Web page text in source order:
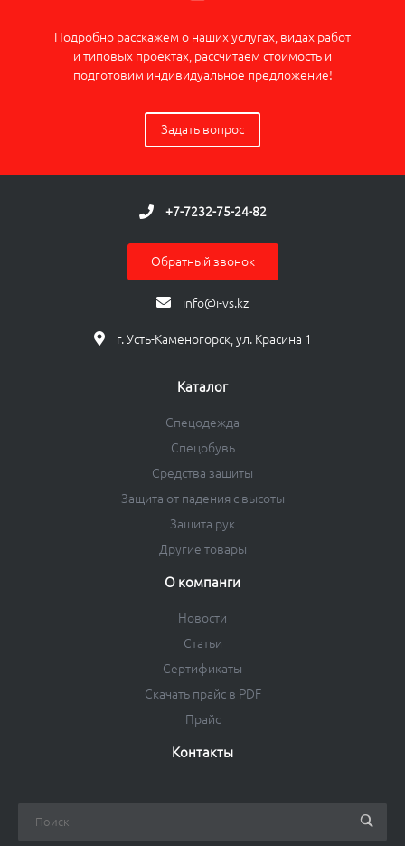
Подробно расскажем о наших услугах, видах работ
и типовых проектах, рассчитаем стоимость и
подготовим индивидуальное предложение!
Задать вопрос
+7-7232-75-24-82
Обратный звонок
info@i-vs.kz
г. Усть-Каменогорск, ул. Красина 1
Каталог
Спецодежда
Спецобувь
Средства защиты
Защита от падения с высоты
Защита рук
Другие товары
О компанги
Новости
Статьи
Сертификаты
Скачать прайс в PDF
Прайс
Контакты